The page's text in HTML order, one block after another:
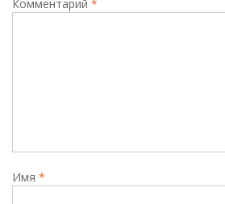
Комментарий *
Имя *